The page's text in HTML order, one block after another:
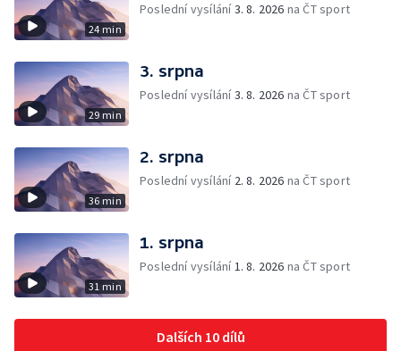
24 min
Poslední vysílání3. 8. 2026 na ČT sport
29 min
3. srpna
Poslední vysílání3. 8. 2026 na ČT sport
36 min
2. srpna
Poslední vysílání 2. 8. 2026 na ČT sport
31 min
1. srpna
Poslední vysílání1. 8. 2026 na ČT sport
Dalších 10 dílů